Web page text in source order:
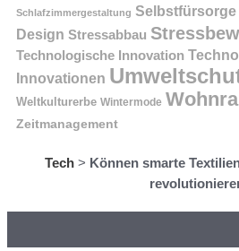
Schlafzimmergestaltung Selbstfürsorge
Design Stressabbau
Technologische Innovation
Innovationen
Weltkulturerbe Wintermode
Zeitmanagement
Tech> Können smarte